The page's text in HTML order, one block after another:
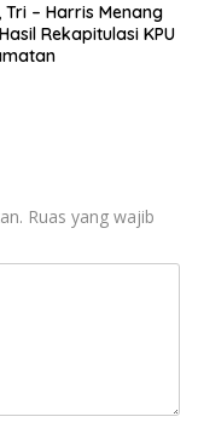
Tri – Harris Menang
Rekapitulasi KPU
Ruas yang wajib